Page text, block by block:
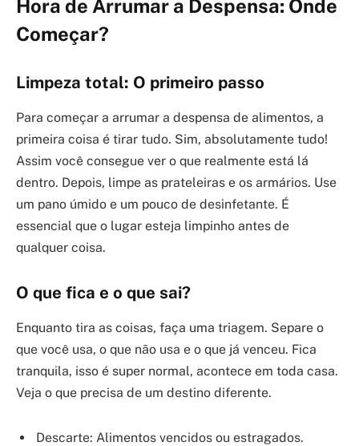
Hora de Arrumar a Despensa: Onde
Começar?
Limpeza total: O primeiro passo
Para começar a arrumar a despensa de alimentos, a
primeira coisa é tirar tudo. Sim, absolutamente tudo!
Assim você consegue ver o que realmente está lá
dentro. Depois, limpe as prateleiras e os armários. Use
um pano úmido e um pouco de desinfetante. É
essencial que o lugar esteja limpinho antes de
qualquer coisa.
O que fica e o que sai?
Enquanto tira as coisas, faça uma triagem. Separe o
que você usa, o que não usa e o que já venceu. Fica
tranquila, isso é super normal, acontece em toda casa.
Veja o que precisa de um destino diferente.
Descarte: Alimentos vencidos ou estragados.